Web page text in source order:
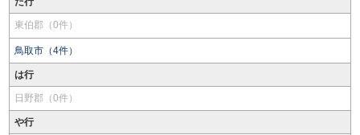
東伯郡（0件）
鳥取市（4件）
は行
日野郡（0件）
や行